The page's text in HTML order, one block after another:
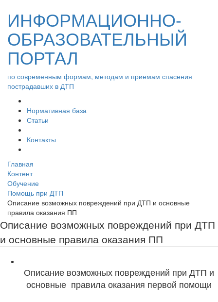
ИНФОРМАЦИОННО-
ОБРАЗОВАТЕЛЬНЫЙ
ПОРТАЛ
по современным формам, методам и приемам спасения
пострадавших в ДТП
Нормативная база
Статьи
Контакты
Главная
Контент
Обучение
Помощь при ДТП
Описание возможных повреждений при ДТП и основные
правила оказания ПП
Описание возможных повреждений при ДТП
и основные правила оказания ПП
Описание возможных повреждений при ДТП и
основные правила оказания первой помощи